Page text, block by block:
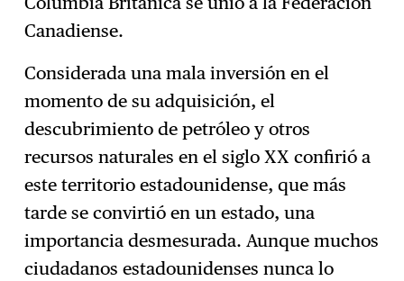
Canadiense.
Considerada una mala inversión en el
momento de su adquisición, el
descubrimiento de petróleo y otros
recursos naturales en el siglo XX confirió a
este territorio estadounidense, que más
tarde se convirtió en un estado, una
importancia desmesurada. Aunque muchos
ciudadanos estadounidenses nunca lo